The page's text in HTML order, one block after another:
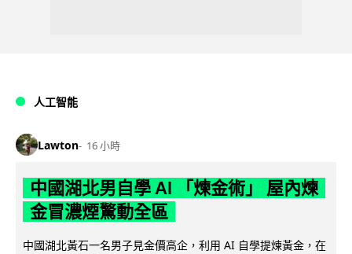
人工智能
Lawton 16 小時
中國湖北男自學 AI 「煉金術」 屋內煉
金冒濃煙驚動全區
中國湖北黃石一名男子見金價高企，利用 AI 自學提煉黃金，在